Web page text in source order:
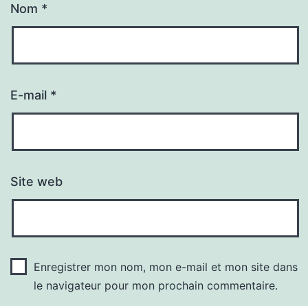
Nom *
E-mail *
Site web
Enregistrer mon nom, mon e-mail et mon site dans
le navigateur pour mon prochain commentaire.